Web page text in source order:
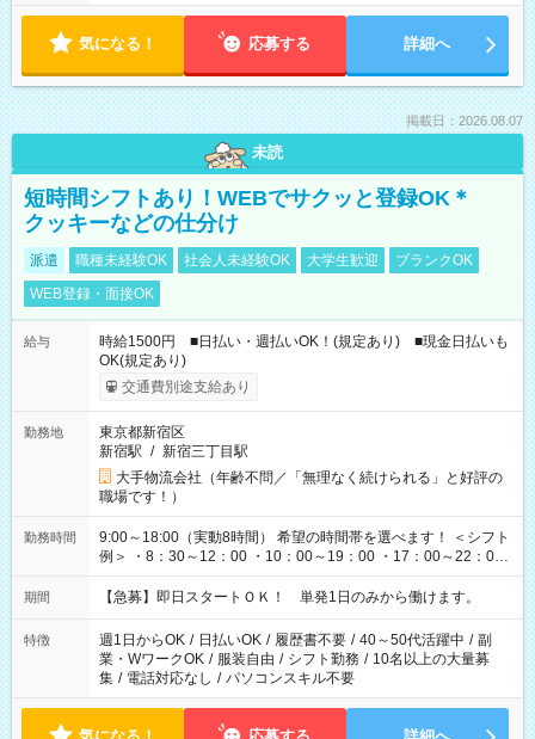
気になる！ 応募する 詳細へ
掲載日：2026.08.07
未読
短時間シフトあり！WEBでサクッと登録OK＊
クッキーなどの仕分け
派遣 職種未経験OK 社会人未経験OK 大学生歓迎
ブランクOK
WEB登録・面接OK
給与
時給1500円 ■日払い・週払いOK！(規定あり) ■現金日払いも
OK(規定あり)
交通費別途支給あり
勤務地
東京都新宿区
新宿駅 / 新宿三丁目駅
大手物流会社（年齢不問／「無理なく続けられる」と好評の
職場です！）
勤務時間
9:00～18:00（実動8時間） 希望の時間帯を選べます！ ＜シフト
例＞ ・8：30～12：00 ・10：00～19：00 ・17：00～22：00
・13：00～22：00 ・22：00～翌6：00 など
期間 【急募】即日スタートＯＫ！ 単発1日のみから働けます。
特徴 週1日からOK / 日払いOK / 履歴書不要 / 40～50代活躍中 / 副
業・WワークOK / 服装自由 / シフト勤務 / 10名以上の大量募
集 / 電話対応なし / パソコンスキル不要